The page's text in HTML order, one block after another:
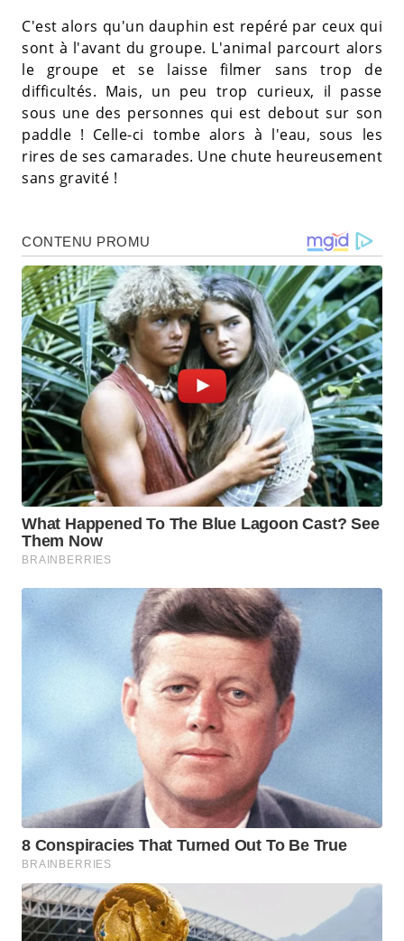
C'est alors qu'un dauphin est repéré par ceux qui
sont à l'avant du groupe. L'animal parcourt alors
le groupe et se laisse filmer sans trop de
difficultés. Mais, un peu trop curieux, il passe
sous une des personnes qui est debout sur son
paddle ! Celle-ci tombe alors à l'eau, sous les
rires de ses camarades. Une chute heureusement
sans gravité !